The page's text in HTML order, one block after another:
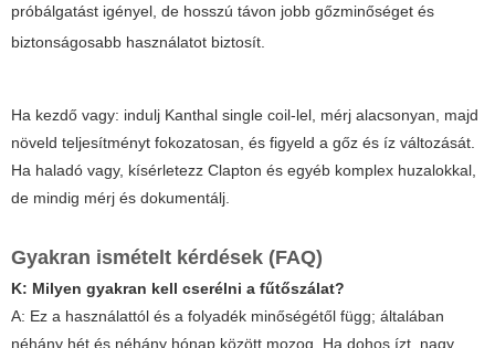
próbálgatást igényel, de hosszú távon jobb gőzminőséget és
biztonságosabb használatot biztosít.
Ha kezdő vagy: indulj Kanthal single coil-lel, mérj alacsonyan, majd
növeld teljesítményt fokozatosan, és figyeld a gőz és íz változását.
Ha haladó vagy, kísérletezz Clapton és egyéb komplex huzalokkal,
de mindig mérj és dokumentálj.
Gyakran ismételt kérdések (FAQ)
K: Milyen gyakran kell cserélni a fűtőszálat?
A: Ez a használattól és a folyadék minőségétől függ; általában
néhány hét és néhány hónap között mozog. Ha dohos ízt, nagy